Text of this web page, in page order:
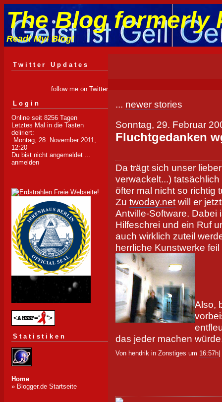
The Blog formerly
Read! My! Blog!
Twitter Updates
follow me on Twitter
Login
Online seit 8256 Tagen
Letztes Mal in die Tasten
deliriert:
Montag, 28. November 2011,
12:20
Du bist nicht angemeldet ...
anmelden
Statistiken
Home
» Blogger.de Startseite
... newer stories
Sonntag, 29. Februar
Fluchtgedanken
Da trägt sich unser
verwackelt...)
öfter mal nicht so richtig
Zu twoday.net will er
Antville-Software. Dabei
Hilfeschrei und ein Ruf
auch wirklich zuteil
herrliche Kunstwerke feil
Also,
das jeder machen
Von hendrik in Zonstiges um 16:57h